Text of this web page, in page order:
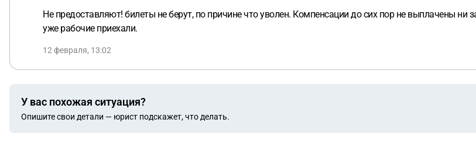
Не предоставляют! билеты не берут, по причине что уволен. Компенсации до сих пор не выплачены ни
уже рабочие приехали.
12 февраля, 13:02
У вас похожая ситуация?
Опишите свои детали — юрист подскажет, что делать.